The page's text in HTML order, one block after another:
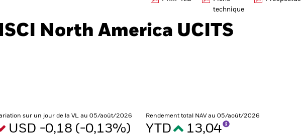
technique
North America UCITS
sur un jour de la VL au 05/août/2026
USD -0,18 (-0,13%)
Rendement total NAV au 05/août/2026
YTD 13,04